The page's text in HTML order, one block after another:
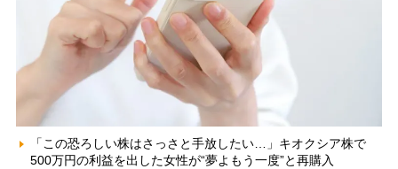
「この恐ろしい株はさっさと手放したい…」キオクシア株で
500万円の利益を出した女性が“夢よもう一度”と再購入